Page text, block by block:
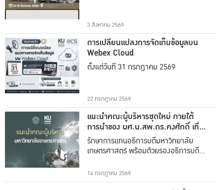
3 สิงหาคม 2569
การเปลี่ยนแปลงการจัดเก็บข้อมูลบน
Webex Cloud
ตั้งแต่วันที่ 31 กรกฎาคม 2569
22 กรกฎาคม 2569
แนะนำคณะผู้บริหารชุดใหม่ ภายใต้
การนำของ ผศ.น.สพ.ดร.คงศักดิ์ เที่ยง
ธรรม
รักษาการแทนอธิการบดีมหาวิทยาลัย
เกษตรศาสตร์ พร้อมด้วยรองอธิการบดีทั้ง
14 กรกฎาคม 2569